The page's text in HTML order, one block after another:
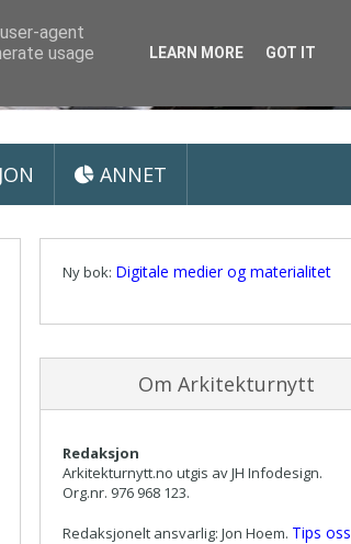
ANNET
Ny bok: Digitale medier og materialitet
Om Arkitekturnytt
Redaksjon
Arkitekturnytt.no utgis av JH Infodesign.
Org.nr. 976 968 123.
Redaksjonelt ansvarlig: Jon Hoem. Tips oss
agent
usage
LEARN MORE GOT IT